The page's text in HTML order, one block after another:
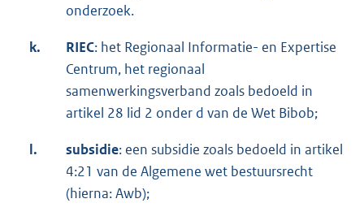
onderzoek.
k. RIEC: het Regionaal Informatie- en Expertise
Centrum, het regionaal
samenwerkingsverband zoals bedoeld in
artikel 28 lid 2 onder d van de Wet Bibob;
l. subsidie: een subsidie zoals bedoeld in artikel
4:21 van de Algemene wet bestuursrecht
(hierna: Awb);